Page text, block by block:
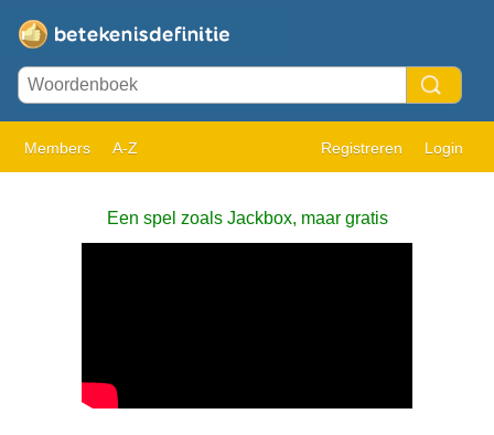
Members A-Z Registreren Login
Een spel zoals Jackbox, maar gratis